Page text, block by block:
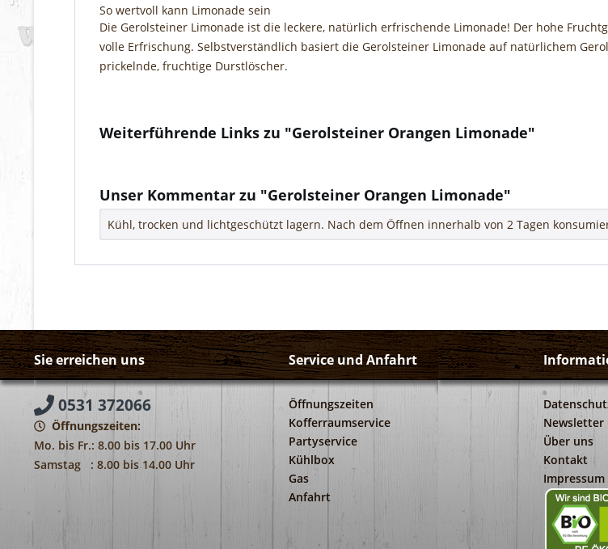
So wertvoll kann Limonade sein
Die Gerolsteiner Limonade ist die leckere, natürlich erfrischende Limonade! Der hohe
volle Erfrischung. Selbstverständlich basiert die Gerolsteiner Limonade auf natürlichem
prickelnde, fruchtige Durstlöscher.
Weiterführende Links zu "Gerolsteiner Orangen Limonade"
Unser Kommentar zu "Gerolsteiner Orangen Limonade"
Kühl, trocken und lichtgeschützt lagern. Nach dem Öffnen innerhalb von 2 Tagen
Sie erreichen uns
0531 372066
Öffnungszeiten:
Mo. bis Fr.: 8.00 bis 17.00 Uhr
Samstag : 8.00 bis 14.00 Uhr
Service und Anfahrt
Öffnungszeiten
Kofferraumservice
Partyservice
Kühlbox
Gas
Anfahrt
Newsletter
Über uns
Kontakt
Impressum